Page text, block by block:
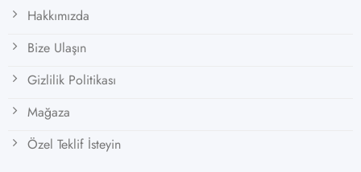
Hakkımızda
Bize Ulaşın
Gizlilik Politikası
Mağaza
Özel Teklif İsteyin